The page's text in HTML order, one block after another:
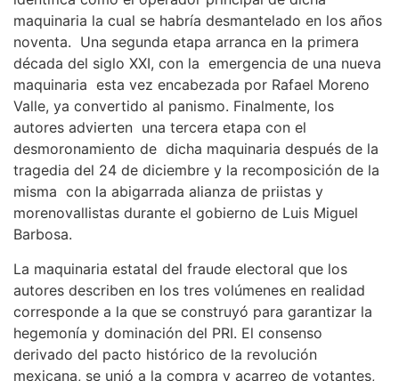
maquinaria la cual se habría desmantelado en los años
noventa. Una segunda etapa arranca en la primera
década del siglo XXI, con la emergencia de una nueva
maquinaria esta vez encabezada por Rafael Moreno
Valle, ya convertido al panismo. Finalmente, los
autores advierten una tercera etapa con el
desmoronamiento de dicha maquinaria después de la
tragedia del 24 de diciembre y la recomposición de la
misma con la abigarrada alianza de priistas y
morenovallistas durante el gobierno de Luis Miguel
Barbosa.
La maquinaria estatal del fraude electoral que los
autores describen en los tres volúmenes en realidad
corresponde a la que se construyó para garantizar la
hegemonía y dominación del PRI. El consenso
derivado del pacto histórico de la revolución
mexicana, se unió a la compra y acarreo de votantes,